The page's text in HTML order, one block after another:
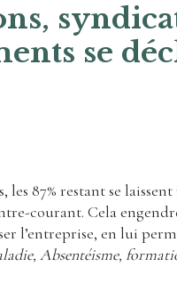
se
les 87% restant se
courant. Cela
l’entreprise, en lui
Absentéisme,